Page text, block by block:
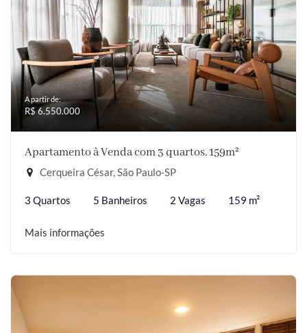
A partir de:
R$ 6.550.000
Apartamento à Venda com 3 quartos, 159m²
Cerqueira César, São Paulo-SP
3 Quartos 5 Banheiros 2 Vagas 159 m²
Mais informações